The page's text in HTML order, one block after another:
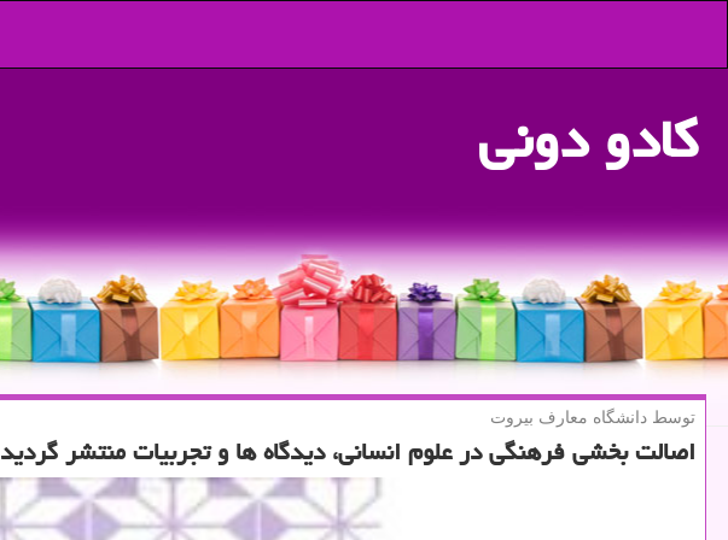
كادو دونی
توسط دانشگاه معارف بیروت
اصالت بخشی فرهنگی در علوم انسانی، دیدگاه ها و تجربیات منتشر گردید